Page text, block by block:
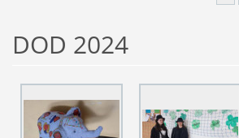
DOD 2024